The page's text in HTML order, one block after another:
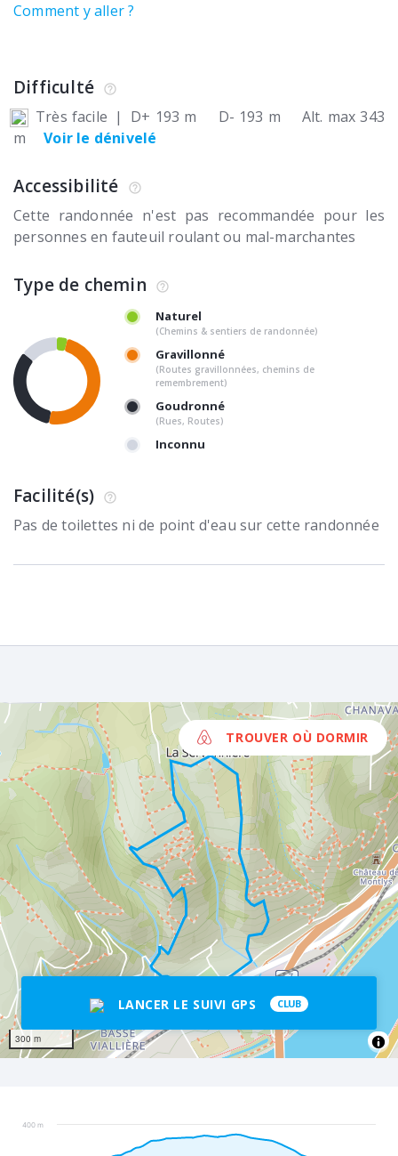
Comment y aller ?
Difficulté
Très facile | D+ 193 m D- 193 m
Alt. max 343
m
Voir le dénivelé
Accessibilité
Cette randonnée n'est pas recommandée pour les
personnes en fauteuil roulant ou mal-marchantes
Type de chemin
Naturel
(Chemins & sentiers de randonnée)
Gravillonné
(Routes gravillonnées, chemins de
remembrement)
Goudronné
(Rues, Routes)
Inconnu
Facilité(s)
Pas de toilettes ni de point d'eau sur cette randonnée
300 m
TROUVER OÙ DORMIR
LANCER LE SUIVI GPS CLUB
400 m